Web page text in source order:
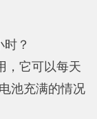
？
，它可以每天
池充满的情况